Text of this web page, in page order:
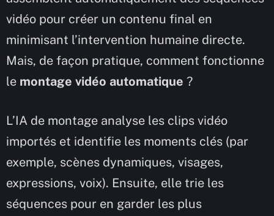
vidéo pour créer un contenu final en
minimisant l’intervention humaine directe.
Mais, de façon pratique, comment fonctionne
le montage vidéo automatique ?
L’IA de montage analyse les clips vidéo
importés et identifie les moments clés (par
exemple, scènes dynamiques, visages,
expressions, voix). Ensuite, elle trie les
séquences pour en garder les plus